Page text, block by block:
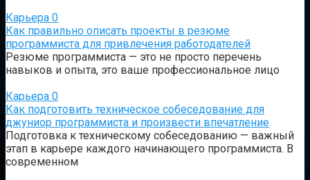
Карьера 0
Как правильно описать проекты в резюме
программиста для привлечения работодателей
Резюме программиста — это не просто перечень
навыков и опыта, это ваше профессиональное лицо
Карьера 0
Как подготовить техническое собеседование для
джуниор программиста и произвести впечатление
Подготовка к техническому собеседованию — важный
этап в карьере каждого начинающего программиста. В
современном